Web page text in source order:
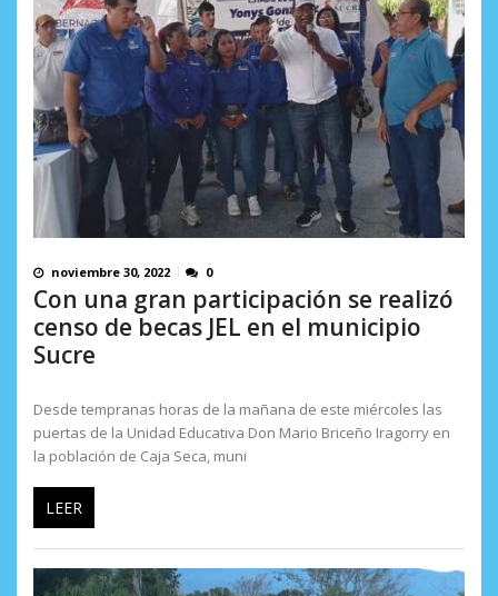
noviembre 30, 2022 0
Con una gran participación se realizó
censo de becas JEL en el municipio
Sucre
Desde tempranas horas de la mañana de este miércoles las
puertas de la Unidad Educativa Don Mario Briceño Iragorry en
la población de Caja Seca, muni
LEER